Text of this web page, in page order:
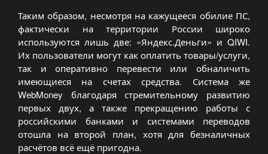
Таким образом, несмотря на кажущееся обилие ПС,
фактически на территории России широко
используются лишь две: «Яндекс.Деньги» и QIWI.
Их пользователи могут как оплатить товары/услуги,
так и оперативно перевести или обналичить
имеющиеся на счетах средства. Система же
WebMoney благодаря стремительному развитию
первых двух, а также прекращению работы с
российскими банками и системами переводов
отошла на второй план, хотя для безналичных
расчётов всё ещё пригодна.